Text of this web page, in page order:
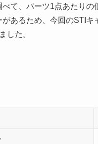
て、パーツ1点あたりの
あるため、今回のSTI
した。